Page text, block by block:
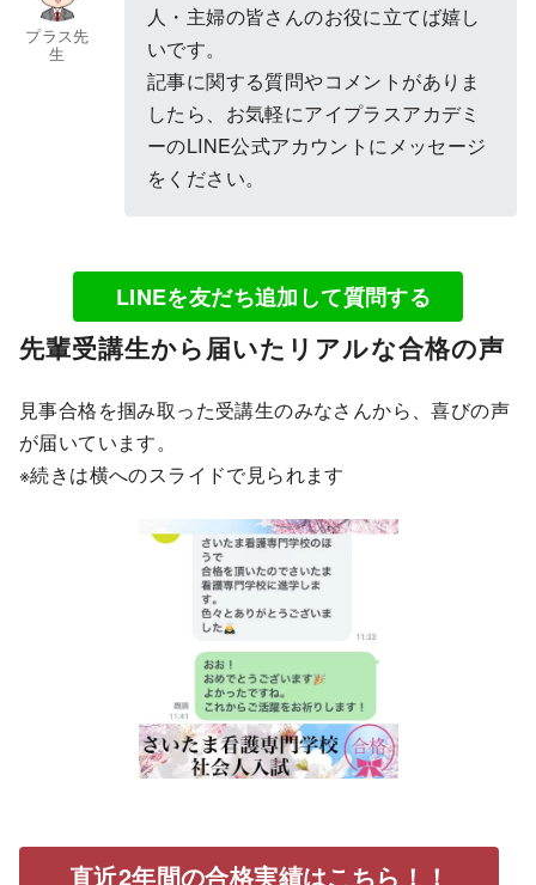
プラス先
生
人・主婦の皆さんのお役に立てば嬉し
いです。
記事に関する質問やコメントがありま
したら、お気軽にアイプラスアカデミ
ーのLINE公式アカウントにメッセージ
をください。
LINEを友だち追加して質問する
先輩受講生から届いたリアルな合格の声
見事合格を掴み取った受講生のみなさんから、喜びの声
が届いています。
※続きは横へのスライドで見られます
直近2年間の合格実績はこちら！！